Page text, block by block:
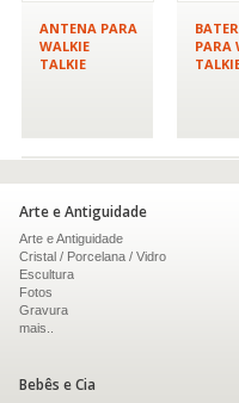
ANTENA PARA
WALKIE
TALKIE
PARA
Arte e Antiguidade
Arte e Antiguidade
Cristal / Porcelana / Vidro
Escultura
Fotos
Gravura
mais..
Bebês e Cia